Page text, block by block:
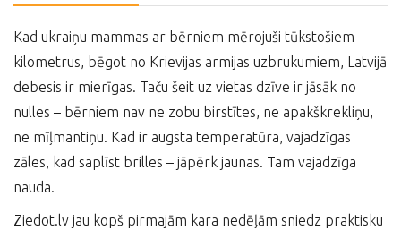
Kad ukraiņu mammas ar bērniem mērojuši tūkstošiem
kilometrus, bēgot no Krievijas armijas uzbrukumiem, Latvijā
debesis ir mierīgas. Taču šeit uz vietas dzīve ir jāsāk no
nulles – bērniem nav ne zobu birstītes, ne apakškrekliņu,
ne mīļmantiņu. Kad ir augsta temperatūra, vajadzīgas
zāles, kad saplīst brilles – jāpērk jaunas. Tam vajadzīga
nauda.
Ziedot.lv jau kopš pirmajām kara nedēļām sniedz praktisku